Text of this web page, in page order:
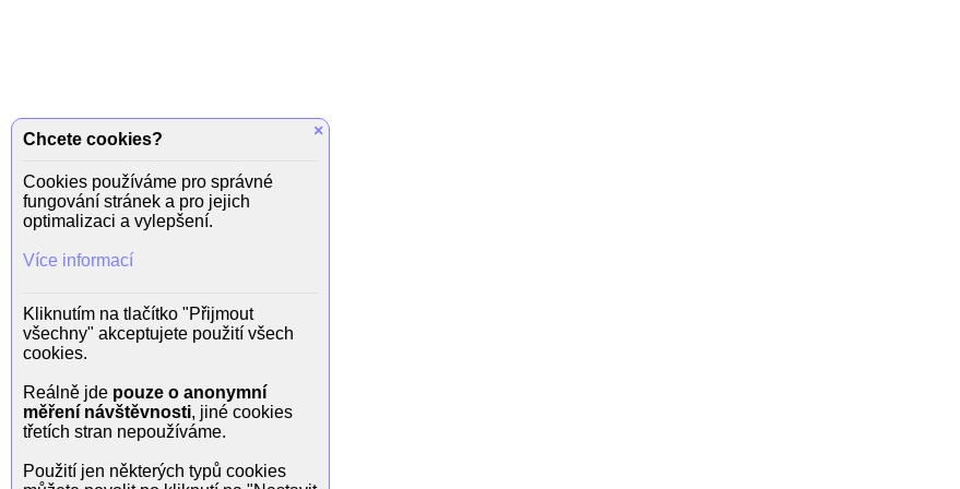
×
Chcete cookies?
Cookies používáme pro správné
fungování stránek a pro jejich
optimalizaci a vylepšení.
Více informací
Kliknutím na tlačítko "Přijmout
všechny" akceptujete použití všech
cookies.
Reálně jde pouze o anonymní
měření návštěvnosti, jiné cookies
třetích stran nepoužíváme.
Použití jen některých typů cookies